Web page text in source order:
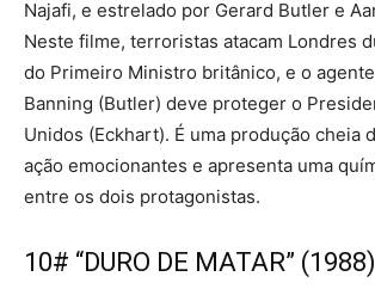
Najafi, e estrelado por Gerard Butler e
Neste filme, terroristas atacam Londres
do Primeiro Ministro britânico, e o
Banning (Butler) deve proteger o
Unidos (Eckhart). É uma produção cheia
ação emocionantes e apresenta uma
entre os dois protagonistas.
10# “DURO DE MATAR” (1988)